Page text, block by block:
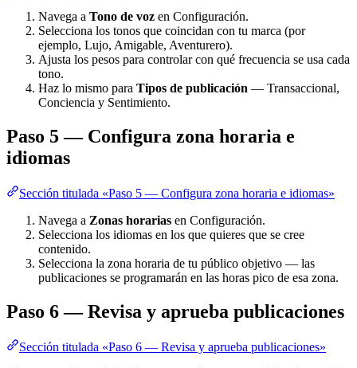
Navega a Tono de voz en Configuración.
Selecciona los tonos que coincidan con tu marca (por
ejemplo, Lujo, Amigable, Aventurero).
Ajusta los pesos para controlar con qué frecuencia se usa cada
tono.
Haz lo mismo para Tipos de publicación — Transaccional,
Conciencia y Sentimiento.
Paso 5 — Configura zona horaria e
idiomas
Sección titulada «Paso 5 — Configura zona horaria e idiomas»
Navega a Zonas horarias en Configuración.
Selecciona los idiomas en los que quieres que se cree
contenido.
Selecciona la zona horaria de tu público objetivo — las
publicaciones se programarán en las horas pico de esa zona.
Paso 6 — Revisa y aprueba publicaciones
Sección titulada «Paso 6 — Revisa y aprueba publicaciones»